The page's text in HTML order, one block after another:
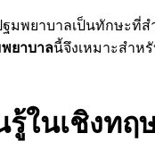
พยาบาลเป็นทักษะที่
ยาบาลนี้จึงเหมาะสำห
รู้ในเชิงทฤ